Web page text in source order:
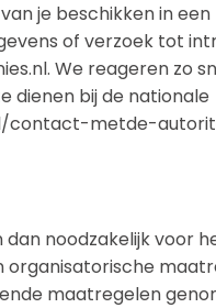
je beschikken in een
of verzoek tot
We reageren zo
dienen bij de nationale
contact-metde-
noodzakelijk voor
organisatorische
maatregelen